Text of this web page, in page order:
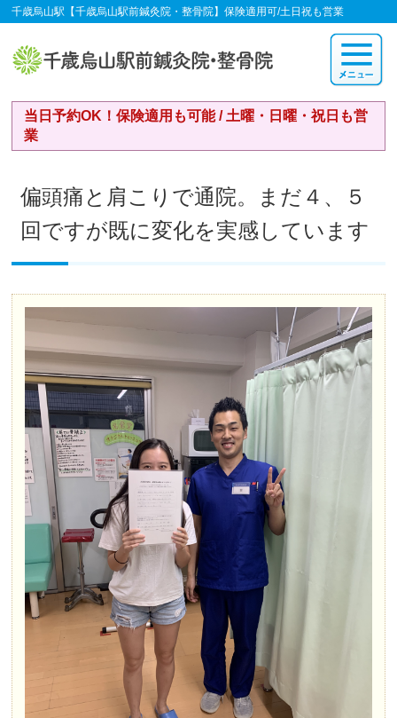
千歳烏山駅【千歳烏山駅前鍼灸院・整骨院】保険適用可/土日祝も営業
当日予約OK！保険適用も可能 / 土曜・日曜・祝日も営
業
偏頭痛と肩こりで通院。まだ４、５
回ですが既に変化を実感しています